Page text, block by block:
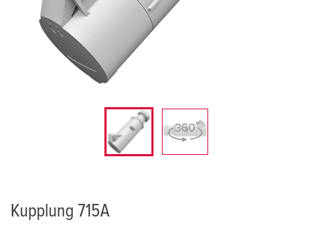
Kupplung 715A